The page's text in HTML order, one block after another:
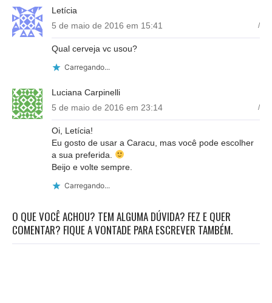
Letícia
5 de maio de 2016 em 15:41
/
Qual cerveja vc usou?
Carregando...
Luciana Carpinelli
5 de maio de 2016 em 23:14
/
Oi, Letícia!
Eu gosto de usar a Caracu, mas você pode escolher
a sua preferida.
Beijo e volte sempre.
Carregando...
O QUE VOCÊ ACHOU? TEM ALGUMA DÚVIDA? FEZ E QUER
COMENTAR? FIQUE A VONTADE PARA ESCREVER TAMBÉM.